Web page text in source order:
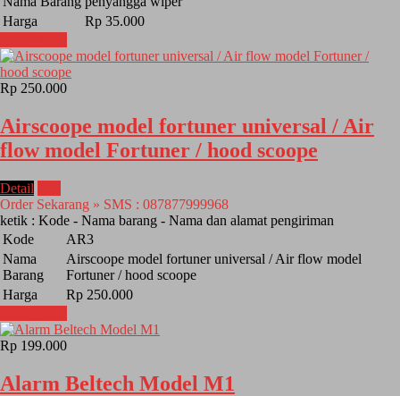
Harga
Rp 35.000
Rp 250.000
Airscoope model fortuner universal / Air
flow model Fortuner / hood scoope
Detail
Order Sekarang » SMS : 087877999968
ketik : Kode - Nama barang - Nama dan alamat pengiriman
Kode
AR3
Nama
Barang
Airscoope model fortuner universal / Air flow model
Fortuner / hood scoope
Harga
Rp 250.000
Rp 199.000
Alarm Beltech Model M1